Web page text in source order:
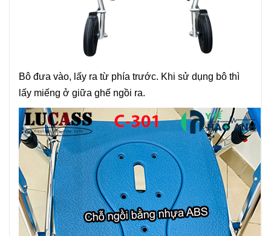
Bô đưa vào, lấy ra từ phía trước. Khi sử dụng bô thì
lấy miếng ở giữa ghế ngồi ra.